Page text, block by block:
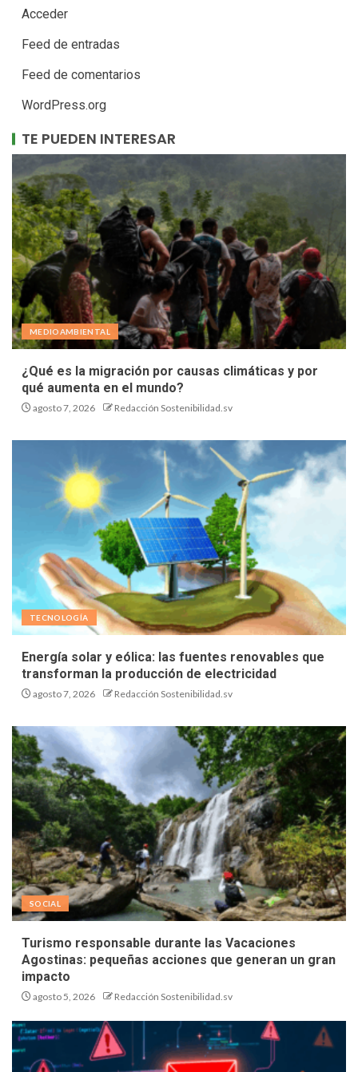
Acceder
Feed de entradas
Feed de comentarios
WordPress.org
TE PUEDEN INTERESAR
MEDIOAMBIENTAL
¿Qué es la migración por causas climáticas y por
qué aumenta en el mundo?
agosto 7, 2026 Redacción Sostenibilidad.sv
TECNOLOGÍA
Energía solar y eólica: las fuentes renovables que
transforman la producción de electricidad
agosto 7, 2026 Redacción Sostenibilidad.sv
SOCIAL
Turismo responsable durante las Vacaciones
Agostinas: pequeñas acciones que generan un gran
impacto
agosto 5, 2026 Redacción Sostenibilidad.sv